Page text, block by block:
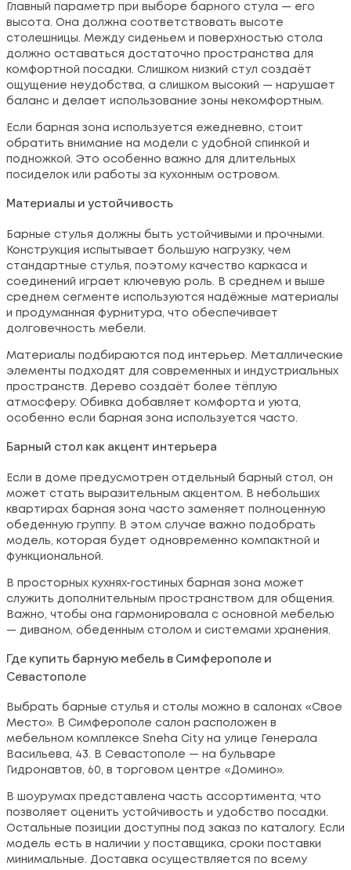
Главный параметр при выборе барного стула — его
высота. Она должна соответствовать высоте
столешницы. Между сиденьем и поверхностью стола
должно оставаться достаточно пространства для
комфортной посадки. Слишком низкий стул создаёт
ощущение неудобства, а слишком высокий — нарушает
баланс и делает использование зоны некомфортным.
Если барная зона используется ежедневно, стоит
обратить внимание на модели с удобной спинкой и
подножкой. Это особенно важно для длительных
посиделок или работы за кухонным островом.
Материалы и устойчивость
Барные стулья должны быть устойчивыми и прочными.
Конструкция испытывает большую нагрузку, чем
стандартные стулья, поэтому качество каркаса и
соединений играет ключевую роль. В среднем и выше
среднем сегменте используются надёжные материалы
и продуманная фурнитура, что обеспечивает
долговечность мебели.
Материалы подбираются под интерьер. Металлические
элементы подходят для современных и индустриальных
пространств. Дерево создаёт более тёплую
атмосферу. Обивка добавляет комфорта и уюта,
особенно если барная зона используется часто.
Барный стол как акцент интерьера
Если в доме предусмотрен отдельный барный стол, он
может стать выразительным акцентом. В небольших
квартирах барная зона часто заменяет полноценную
обеденную группу. В этом случае важно подобрать
модель, которая будет одновременно компактной и
функциональной.
В просторных кухнях-гостиных барная зона может
служить дополнительным пространством для общения.
Важно, чтобы она гармонировала с основной мебелью
— диваном, обеденным столом и системами хранения.
Где купить барную мебель в Симферополе и
Севастополе
Выбрать барные стулья и столы можно в салонах «Свое
Место». В Симферополе салон расположен в
мебельном комплексе Sneha City на улице Генерала
Васильева, 43. В Севастополе — на бульваре
Гидронавтов, 60, в торговом центре «Домино».
В шоурумах представлена часть ассортимента, что
позволяет оценить устойчивость и удобство посадки.
Остальные позиции доступны под заказ по каталогу. Если
модель есть в наличии у поставщика, сроки поставки
минимальные. Доставка осуществляется по всему